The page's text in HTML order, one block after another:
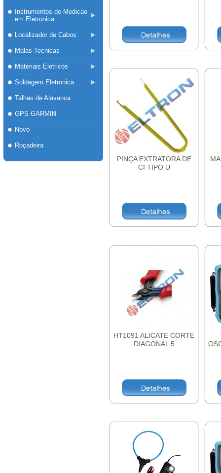
Instrumentos de Medicao
em Eletronica
Localizador de Cabos
Malas Tecnicas
Materiais Eletricos
Soldagem Eletronica
Talhas de Alavanca
GPS GARMIN
Novo
Roçadeira
PINÇA EXTRATORA DE
CI TIPO U
HT1091 ALICATE CORTE
DIAGONAL 5